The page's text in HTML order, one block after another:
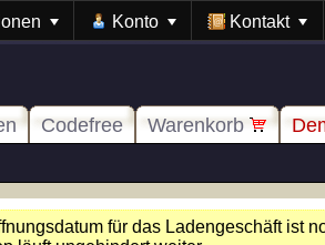
Konto Kontakt
Codefree Warenkorb
für das Ladengeschäft ist